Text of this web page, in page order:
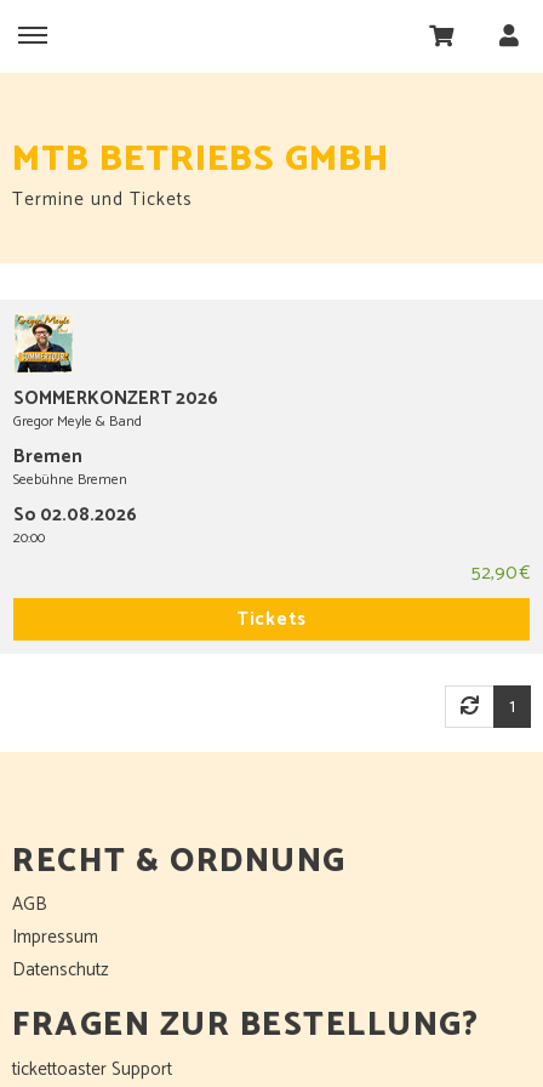
MTB BETRIEBS GMBH
Termine und Tickets
SOMMERKONZERT 2026
Gregor Meyle & Band
Bremen
Seebühne Bremen
So 02.08.2026
20:00
52,90 €
Tickets
1
RECHT & ORDNUNG
AGB
Impressum
Datenschutz
FRAGEN ZUR BESTELLUNG?
tickettoaster Support